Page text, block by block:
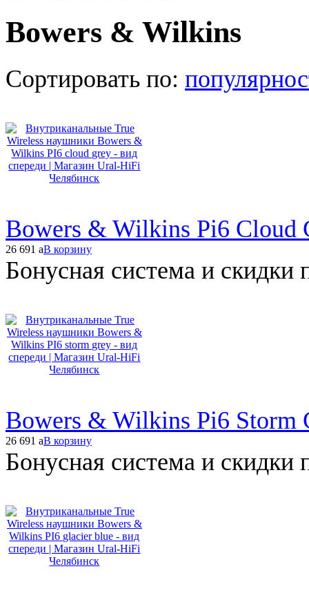
Bowers & Wilkins
Сортировать по:
Bowers & Wilkins Pi6 Cloud
26 691 aВ корзину
Бонусная система и скидки
Bowers & Wilkins Pi6 Storm
26 691 aВ корзину
Бонусная система и скидки